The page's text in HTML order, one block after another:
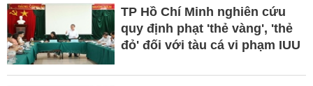
TP Hồ Chí Minh nghiên cứu
quy định phạt 'thẻ vàng', 'thẻ
đỏ' đối với tàu cá vi phạm IUU